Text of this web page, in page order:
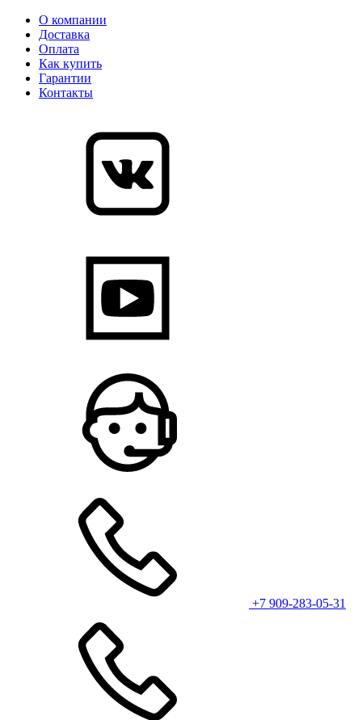
О компании
Доставка
Оплата
Как купить
Гарантии
Контакты
+7 909-283-05-31